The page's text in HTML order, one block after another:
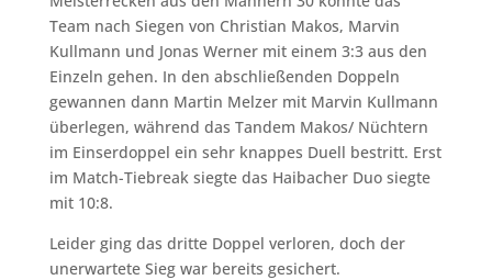
Team nach Siegen von Christian Makos, Marvin
Kullmann und Jonas Werner mit einem 3:3 aus den
Einzeln gehen. In den abschließenden Doppeln
gewannen dann Martin Melzer mit Marvin Kullmann
überlegen, während das Tandem Makos/ Nüchtern
im Einserdoppel ein sehr knappes Duell bestritt. Erst
im Match-Tiebreak siegte das Haibacher Duo siegte
mit 10:8.
Leider ging das dritte Doppel verloren, doch der
unerwartete Sieg war bereits gesichert.